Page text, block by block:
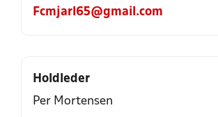
Fcmjarl65@gmail.com
Holdleder
Per Mortensen